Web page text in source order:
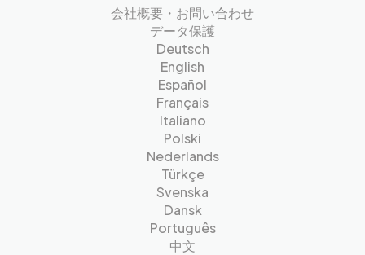
会社概要・お問い合わせ
データ保護
Deutsch
English
Español
Français
Italiano
Polski
Nederlands
Türkçe
Svenska
Dansk
Português
中文